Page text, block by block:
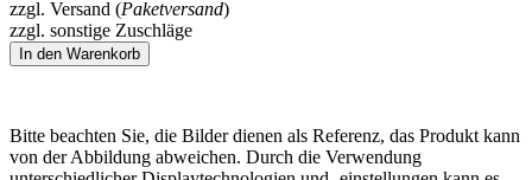
zzgl. Versand (Paketversand)
zzgl. sonstige Zuschläge
Bitte beachten Sie, die Bilder dienen als Referenz, das Produkt kann
von der Abbildung abweichen. Durch die Verwendung